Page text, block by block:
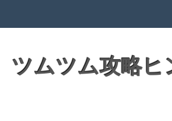
ツムツム攻略ヒ